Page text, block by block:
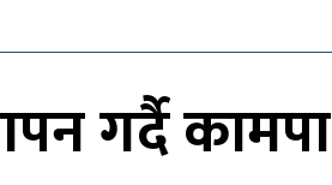
गर्दै कामपा